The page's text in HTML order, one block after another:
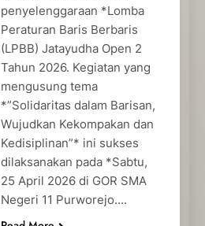
penyelenggaraan *Lomba
Peraturan Baris Berbaris
(LPBB) Jatayudha Open 2
Tahun 2026. Kegiatan yang
mengusung tema
*”Solidaritas dalam Barisan,
Wujudkan Kekompakan dan
Kedisiplinan”* ini sukses
dilaksanakan pada *Sabtu,
25 April 2026 di GOR SMA
Negeri 11 Purworejo….